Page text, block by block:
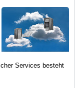
Services besteht